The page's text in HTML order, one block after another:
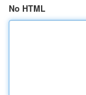
No HTML